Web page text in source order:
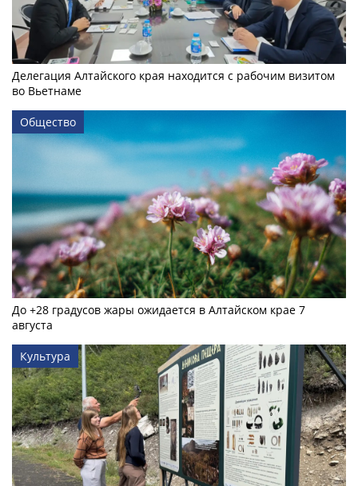
Делегация Алтайского края находится с рабочим визитом
во Вьетнаме
Общество
До +28 градусов жары ожидается в Алтайском крае 7
августа
Культура